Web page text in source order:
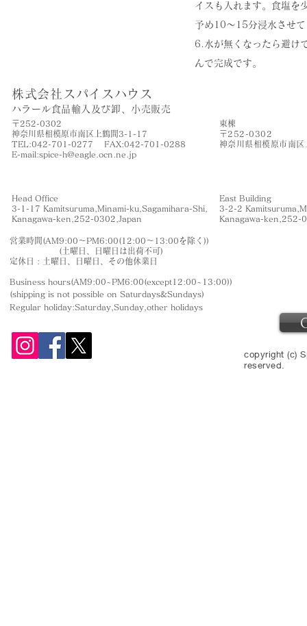
イスも入れます。食塩を
予め10〜15分浸水させ
6.水が無くなったら避け
んで完成です。
株式会社スパイスハウス
​ハラール食品輸入及び卸、小売販売
〒252-0302
神奈川県相模原市南区上鶴間3-1-17
TEL:042-701-0277 FAX:042-701-0288
​E-mail:spice-h@eagle.ocn.ne.jp
​東棟
〒252-0302
神奈川県相模原市南
Head Office
3-1-17 Kamitsuruma,Minami-ku,Sagamihara-Shi,
​Kanagawa-ken,252-0302,Japan
East Building
3-2-2
​Kanagawa-ken,252-
営業時間(AM9:00〜PM6:00(12:00〜13:00を除く))
(土曜日、日曜日は出荷不可)
定休日 : 土曜日、日曜日、その他休業日
Business hours(AM9:00~PM6:00(except12:00~13:00))
(shipping is not possible on Saturdays&Sundays)
Regular holiday:Saturday,Sunday,other holidays
copyright (c)
reserved.